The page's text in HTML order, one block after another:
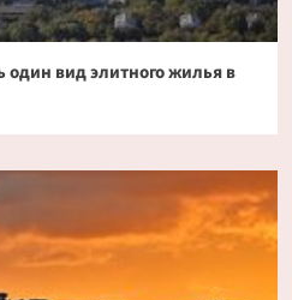
один вид элитного жилья в